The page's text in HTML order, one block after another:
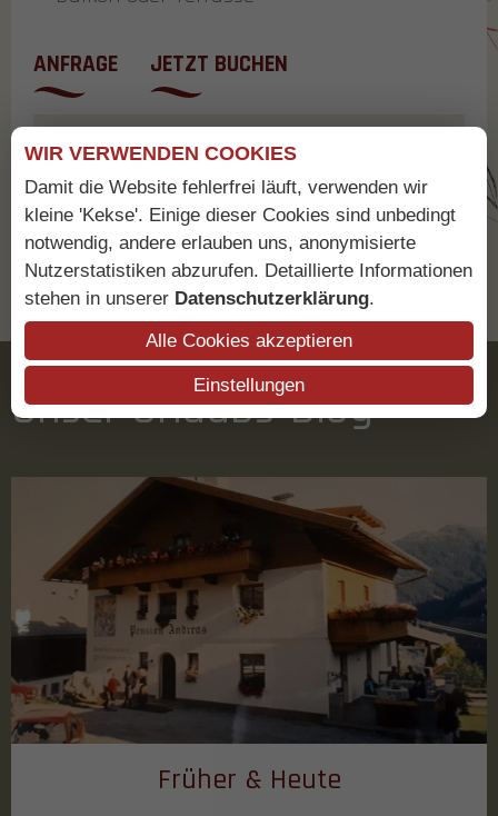
ANFRAGE JETZT BUCHEN
Details
Preise
Unser Urlaubs-Blog
Früher & Heute
WIR VERWENDEN COOKIES
Damit die Website fehlerfrei läuft, verwenden wir
kleine 'Kekse'. Einige dieser Cookies sind unbedingt
notwendig, andere erlauben uns, anonymisierte
Nutzerstatistiken abzurufen. Detaillierte Informationen
stehen in unserer Datenschutzerklärung.
Alle Cookies akzeptieren
Einstellungen